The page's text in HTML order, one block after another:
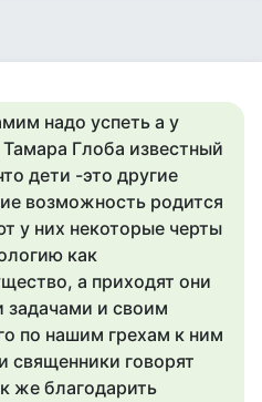
надо успеть а у
Глоба известный
дети -это другие
возможность родится
у них некоторые черты
как
а приходят они
и своим
по нашим грехам к ним
священники говорят
же благодарить